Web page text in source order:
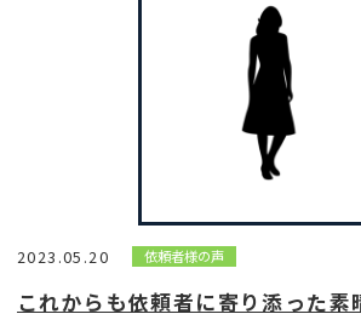
2023.05.20 依頼者様の声